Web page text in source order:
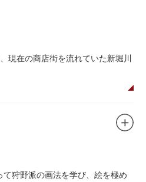
れています。
現在の商店街を流れていた新堀川
つわる約170軒の専門店が集まる個
出しものを販売。また、年ごとに
狩野派の画法を学び、絵を極め